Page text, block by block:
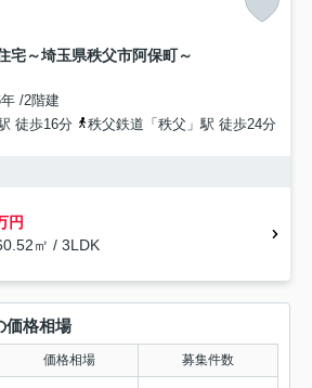
宅～埼玉県秩父市阿保町～
/2階建
徒歩16分
秩父鉄道「秩父」駅 徒歩24分
円
㎡ / 3LDK
価格相場
価格相場 募集件数